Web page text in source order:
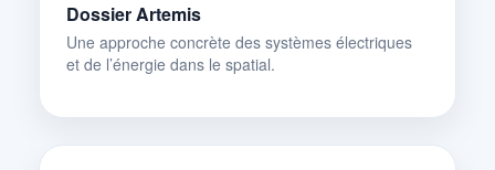
Dossier Artemis
Une approche concrète des systèmes électriques
et de l’énergie dans le spatial.